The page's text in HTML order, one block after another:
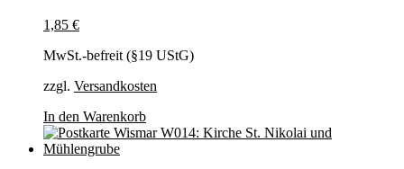
1,85 €
MwSt.-befreit (§19 UStG)
zzgl. Versandkosten
In den Warenkorb